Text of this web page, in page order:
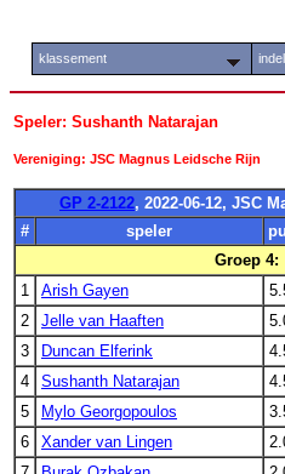
klassement
Speler: Sushanth Natarajan
Vereniging: JSC Magnus Leidsche Rijn
GP 2-2122, 2022-06-12, JSC
#
speler
Groep 4:
1
Arish Gayen
2
Jelle van Haaften
3
Duncan Elferink
4
Sushanth Natarajan
5
Mylo Georgopoulos
6
Xander van Lingen